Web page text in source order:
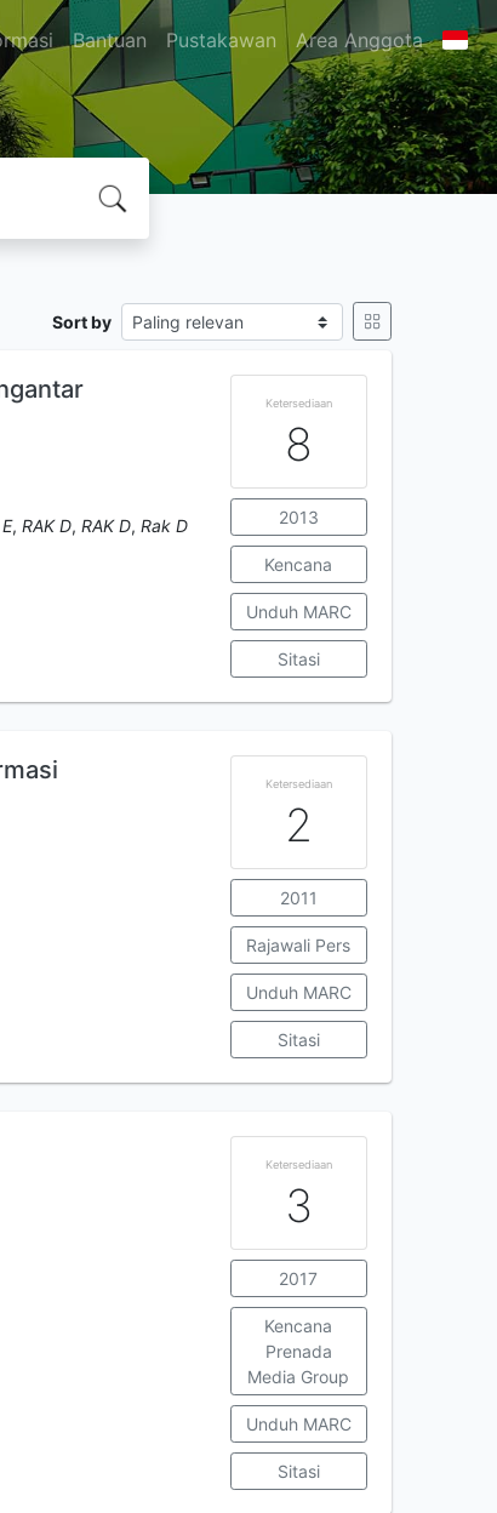
Bantuan Pustakawan Area Anggota
Sort by
, RAK D, RAK D, Rak D
Ketersediaan
8
2013
Kencana
Unduh MARC
Sitasi
Ketersediaan
2
2011
Rajawali Pers
Unduh MARC
Sitasi
Ketersediaan
3
2017
Kencana
Prenada
Media Group
Unduh MARC
Sitasi